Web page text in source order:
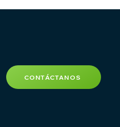
en el Campo: El Poder de
CONTÁCTANOS